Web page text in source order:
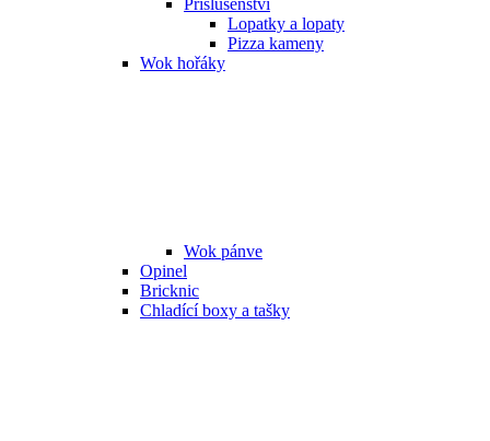
Lopatky a lopaty
Pizza kameny
Wok hořáky
Wok pánve
Opinel
Bricknic
Chladící boxy a tašky